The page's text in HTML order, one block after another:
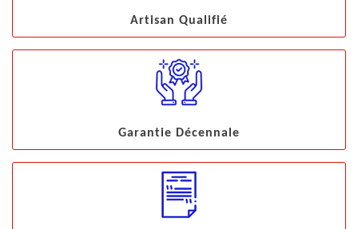
Artisan Qualifié
Garantie Décennale